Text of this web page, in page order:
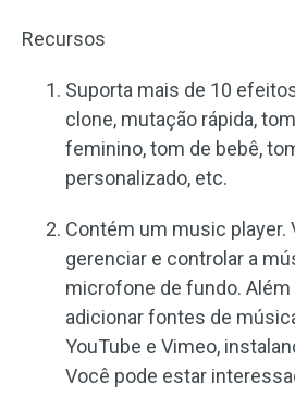
Recursos
Suporta mais de 10
clone, mutação rápida,
feminino, tom de bebê,
personalizado, etc.
Contém um music player.
gerenciar e controlar a
microfone de fundo.
adicionar fontes de
YouTube e Vimeo,
Você pode estar